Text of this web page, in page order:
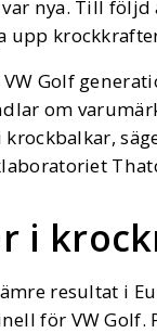
nya. Till följd
upp
Golf
om
i
resultat i
för VW